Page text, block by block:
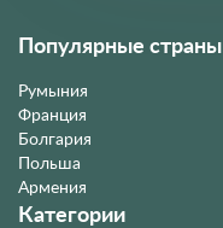
Популярные страны
Румыния
Франция
Болгария
Польша
Армения
Категории